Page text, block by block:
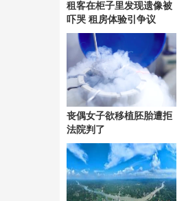
租客在柜子里发现遗像被
吓哭 租房体验引争议
丧偶女子欲移植胚胎遭拒
法院判了